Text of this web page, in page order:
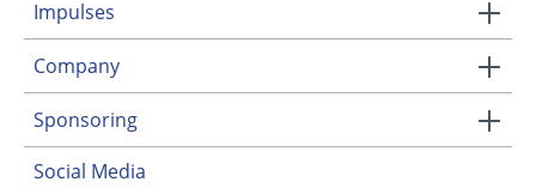
Impulses
Company
Sponsoring
Social Media